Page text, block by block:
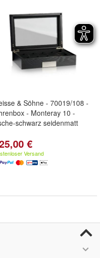
& Söhne - 70019/108 -
- Monteray 10 -
schwarz seidenmatt
€
Versand